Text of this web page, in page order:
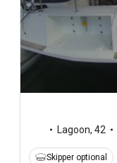
Lagoon, 42
Skipper optional